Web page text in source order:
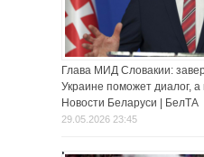
Глава МИД Словакии:
Украине поможет диалог, а
Новости Беларуси | БелТА
29.05.2026 23:45